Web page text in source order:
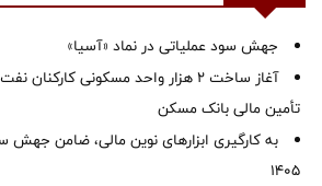
جهش سود عملیاتی در نماد «آسیا»
آغاز ساخت ۲ هزار واحد مسکونی
تأمین مالی بانک مسکن
به کارگیری ابزارهای نوین مالی، ضامن
1405